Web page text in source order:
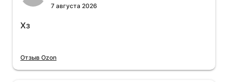
7 августа 2026
Хз
Отзыв Ozon